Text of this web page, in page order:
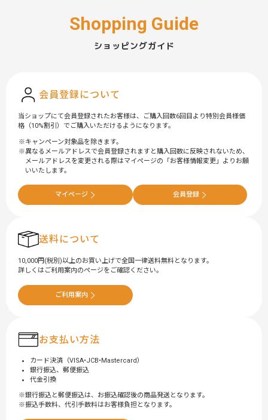
ショッピングガイド
会員登録について
当ショップにて会員登録されたお客様は、ご購入回数6回目より特別会員様価
格（10%割引）でご購入いただけるようになります。
キャンペーン対象品を除きます。
異なるメールアドレスで会員登録されますと購入回数に反映されないため、
メールアドレスを変更される際はマイページの「お客様情報変更」よりお願
いいたします。
マイページ 会員登録
送料について
10,000円(税別)以上のお買い上げで全国一律送料無料となります。
詳しくはご利用案内のページをご確認ください。
ご利用案内
お支払い方法
カード決済（VISA•JCB•Mastercard）
銀行振込、郵便振込
代金引換
銀行振込と郵便振込は、お振込確認後の商品発送となります。
振込手数料、代引手数料はお客様負担となります。